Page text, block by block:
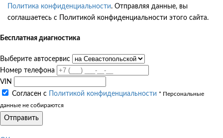
Политика конфиденциальности. Отправляя данные, вы
соглашаетесь с Политикой конфиденциальности этого сайта.
Бесплатная диагностика
Выберите автосервис
Номер телефона
VIN
Согласен с
Политикой конфиденциальности * Персональные
данные не собираются
Отправить